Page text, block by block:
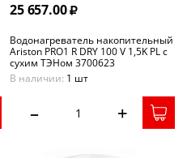
25 657.00
Водонагреватель накопительный
Ariston PRO1 R DRY 100 V 1,5K PL с
сухим ТЭНом 3700623
В наличии: 1 шт
– +